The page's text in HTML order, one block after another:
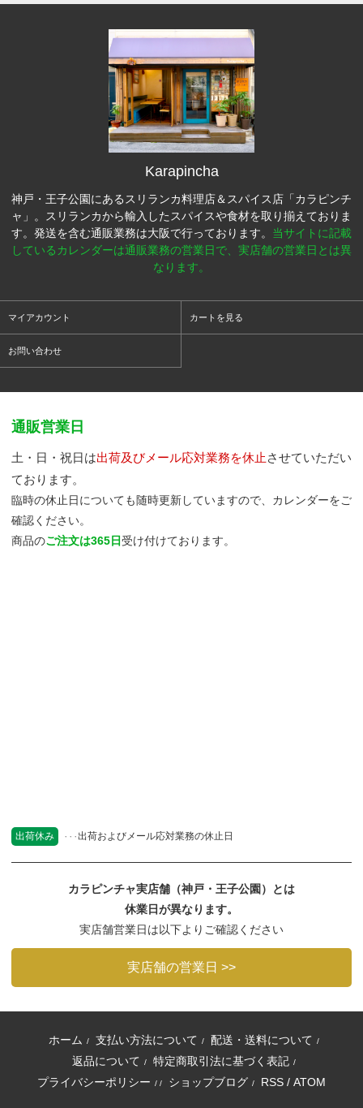
Karapincha
神戸・王子公園にあるスリランカ料理店＆スパイス店「カラピンチ
ャ」。スリランカから輸入したスパイスや食材を取り揃えておりま
す。発送を含む通販業務は大阪で行っております。 当サイトに記載
しているカレンダーは通販業務の営業日で、実店舗の営業日とは異
なります。
マイアカウント カートを見る
お問い合わせ
通販営業日
土・日・祝日は出荷及びメール応対業務を休止させていただい
ております。
臨時の休止日についても随時更新していますので、カレンダーをご
確認ください。
商品のご注文は365日受け付けております。
出荷休み 出荷およびメール応対業務の休止日
カラピンチャ実店舗（神戸・王子公園）とは
休業日が異なります。
実店舗営業日は以下よりご確認ください
実店舗の営業日 >>
ホーム / 支払い方法について / 配送・送料について /
返品について / 特定商取引法に基づく表記 /
プライバシーポリシー / / ショップブログ / RSS / ATOM